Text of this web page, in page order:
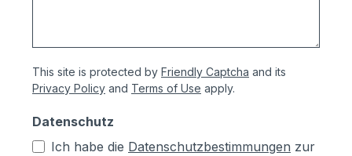
This site is protected by Friendly Captcha and its
Privacy Policy and Terms of Use apply.
Datenschutz
Ich habe die Datenschutzbestimmungen zur